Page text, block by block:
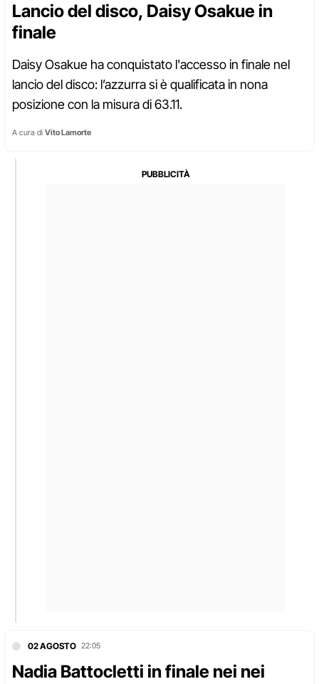
Lancio del disco, Daisy Osakue in
finale
Daisy Osakue ha conquistato l'accesso in finale nel
lancio del disco: l’azzurra si è qualificata in nona
posizione con la misura di 63.11.
A cura di Vito Lamorte
02 AGOSTO 22:05
Nadia Battocletti in finale nei nei